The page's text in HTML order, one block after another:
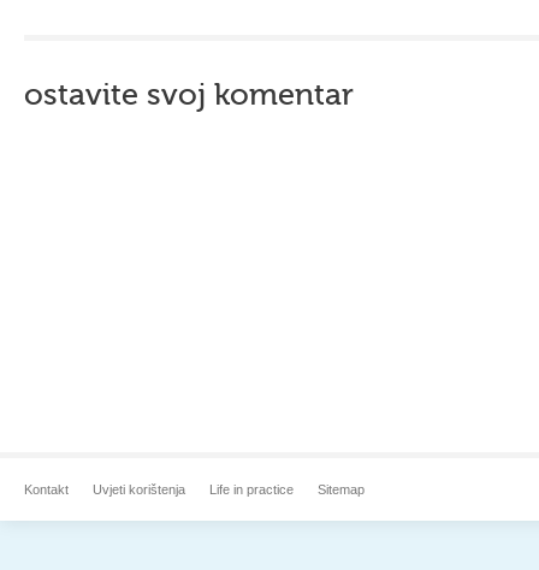
ostavite svoj komentar
Kontakt Uvjeti korištenja Life in practice Sitemap